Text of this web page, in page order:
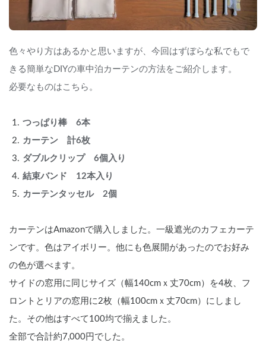
色々やり方はあるかと思いますが、今回はずぼらな私でもで
きる簡単なDIYの車中泊カーテンの方法をご紹介します。
必要なものはこちら。
つっぱり棒　6本
カーテン　計6枚
ダブルクリップ　6個入り
結束バンド　12本入り
カーテンタッセル　2個
カーテンはAmazonで購入しました。一級遮光のカフェカーテ
ンです。色はアイボリー。他にも色展開があったのでお好み
の色が選べます。
サイドの窓用に同じサイズ（幅140cmｘ丈70cm）を4枚、フ
ロントとリアの窓用に2枚（幅100cmｘ丈70cm）にしまし
た。その他はすべて100均で揃えました。
全部で合計約7,000円でした。